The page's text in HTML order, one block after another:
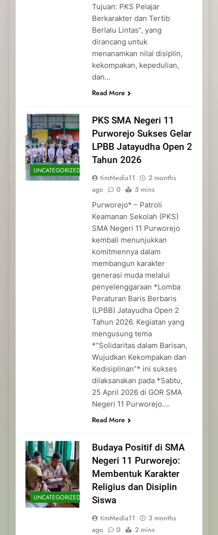
Tujuan: PKS Pelajar
Berkarakter dan Tertib
Berlalu Lintas”, yang
dirancang untuk
menanamkan nilai disiplin,
kekompakan, kepedulian,
dan…
Read More
UNCATEGORIZED
PKS SMA Negeri 11
Purworejo Sukses Gelar
LPBB Jatayudha Open 2
Tahun 2026
timMedia11
2 months
ago
0 5 mins
Purworejo* – Patroli
Keamanan Sekolah (PKS)
SMA Negeri 11 Purworejo
kembali menunjukkan
komitmennya dalam
membangun karakter
generasi muda melalui
penyelenggaraan *Lomba
Peraturan Baris Berbaris
(LPBB) Jatayudha Open 2
Tahun 2026. Kegiatan yang
mengusung tema
*”Solidaritas dalam Barisan,
Wujudkan Kekompakan dan
Kedisiplinan”* ini sukses
dilaksanakan pada *Sabtu,
25 April 2026 di GOR SMA
Negeri 11 Purworejo….
Read More
UNCATEGORIZED
Budaya Positif di SMA
Negeri 11 Purworejo:
Membentuk Karakter
Religius dan Disiplin
Siswa
timMedia11
3 months
ago
0 2 mins